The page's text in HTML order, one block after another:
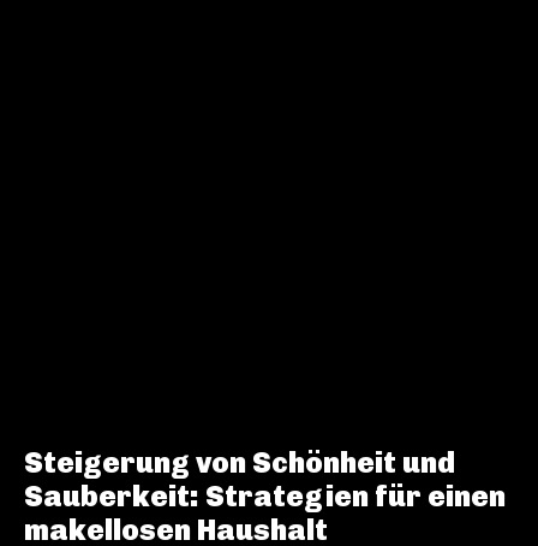
Steigerung von Schönheit und
Sauberkeit: Strategien für einen
makellosen Haushalt